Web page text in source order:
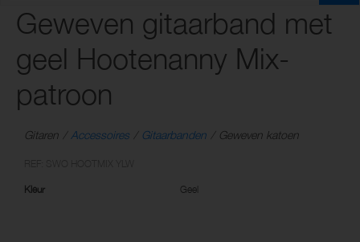
Geweven gitaarband met
geel Hootenanny Mix-
patroon
Gitaren Accessoires Gitaarbanden Geweven katoen
Kleur Geel